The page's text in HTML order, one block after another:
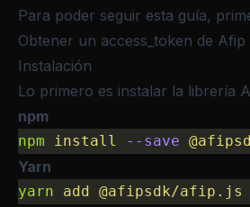
Para poder seguir esta guía,
Obtener un access_token de Afip
Instalación
Lo primero es instalar la librería
npm
npm install --save
Yarn
yarn add @afipsdk/afip.js